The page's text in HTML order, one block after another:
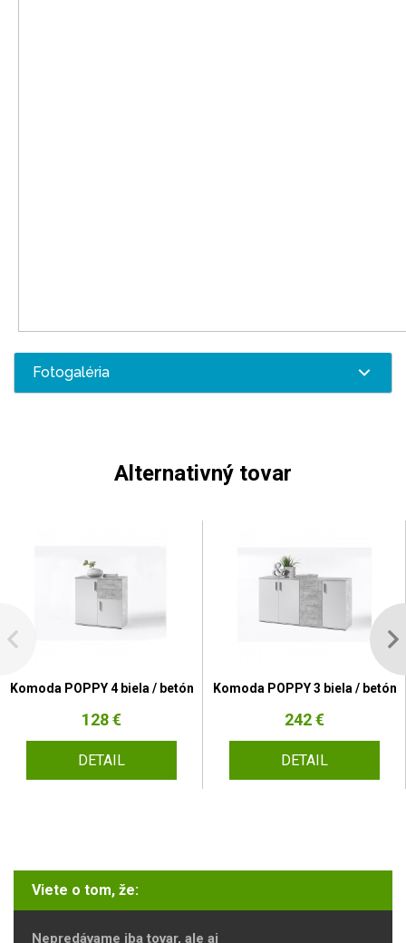
Fotogaléria
Alternativný tovar
Komoda POPPY 4 biela / betón
128 €
DETAIL
Komoda POPPY 3 biela / betón
242 €
DETAIL
Viete o tom, že:
Nepredávame iba tovar, ale aj